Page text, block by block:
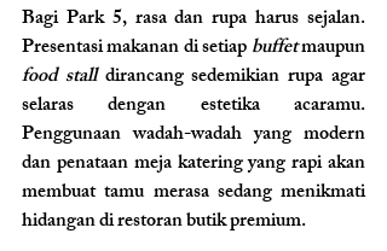
Bagi Park 5, rasa dan rupa harus sejalan.
Presentasi makanan di setiap buffet
food stall dirancang sedemikian rupa agar
selaras dengan estetika acaramu.
Penggunaan wadah-wadah yang modern
dan penataan meja katering yang rapi akan
membuat tamu merasa sedang menikmati
hidangan di restoran butik premium.